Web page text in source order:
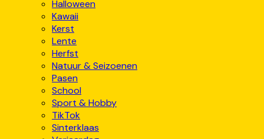
Halloween
Kawaii
Kerst
Lente
Herfst
Natuur & Seizoenen
Pasen
School
Sport & Hobby
TikTok
Sinterklaas